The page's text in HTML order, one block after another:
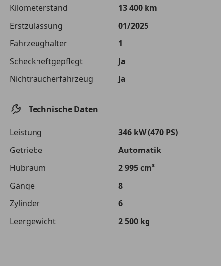
Die tatsächlichen Konditionen sind abhängig von Ihrer Bonität sowie
Jahre. Zinsspanne Sollzinssatz: 2,90% - 14,90%.
Jetzt berechnen
Kilometerstand
13 400 km
Erstzulassung
01/2025
Fahrzeughalter
1
Scheckheftgepflegt
Ja
Nichtraucherfahrzeug
Ja
Technische Daten
Leistung
346 kW (470 PS)
Getriebe
Automatik
Hubraum
2 995 cm³
Gänge
8
Zylinder
6
Leergewicht
2 500 kg